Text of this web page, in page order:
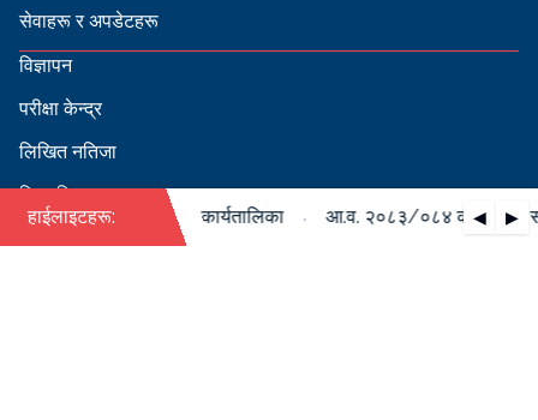
सेवाहरू र अपडेटहरू
विज्ञापन
परीक्षा केन्द्र
लिखित नतिजा
सिफारिस
हाईलाइटहरू: ◀ ▶
पदपूर्ति सम्बन्धी वार्षिक कार्यतालिका आ.व. २०८३/०८४ को पदपूर्ति